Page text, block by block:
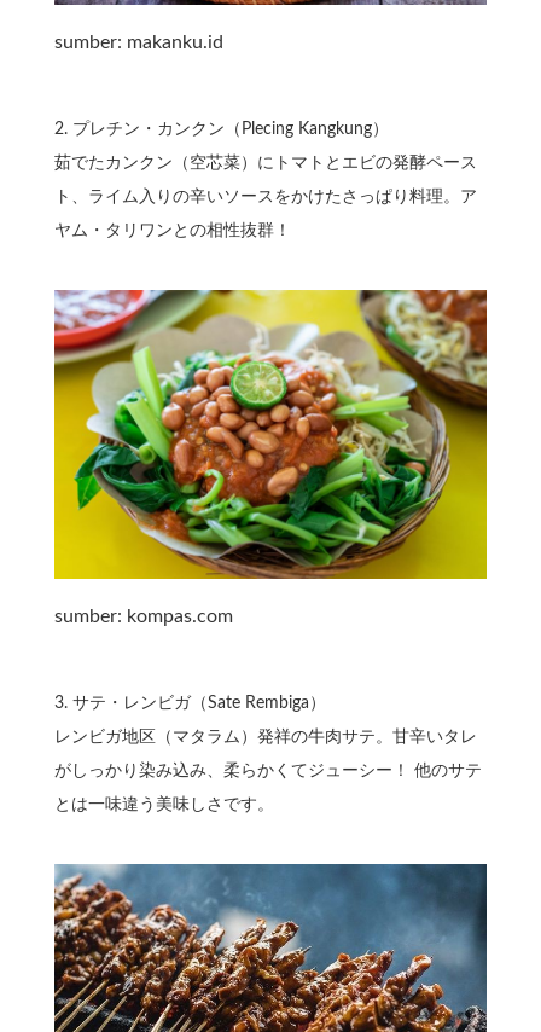
sumber: makanku.id
2.⁠ ⁠プレチン・カンクン（Plecing Kangkung）
茹でたカンクン（空芯菜）にトマトとエビの発酵ペース
ト、ライム入りの辛いソースをかけたさっぱり料理。ア
ヤム・タリワンとの相性抜群！
sumber: kompas.com
3.⁠ ⁠サテ・レンビガ（Sate Rembiga）
レンビガ地区（マタラム）発祥の牛肉サテ。甘辛いタレ
がしっかり染み込み、柔らかくてジューシー！ 他のサテ
とは一味違う美味しさです。